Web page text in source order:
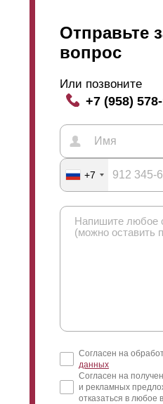
Отправьте
вопрос
Или позвоните
+7 (958)
+7
Согласен на
данных
Согласен на
и рекламных
отказаться в любое